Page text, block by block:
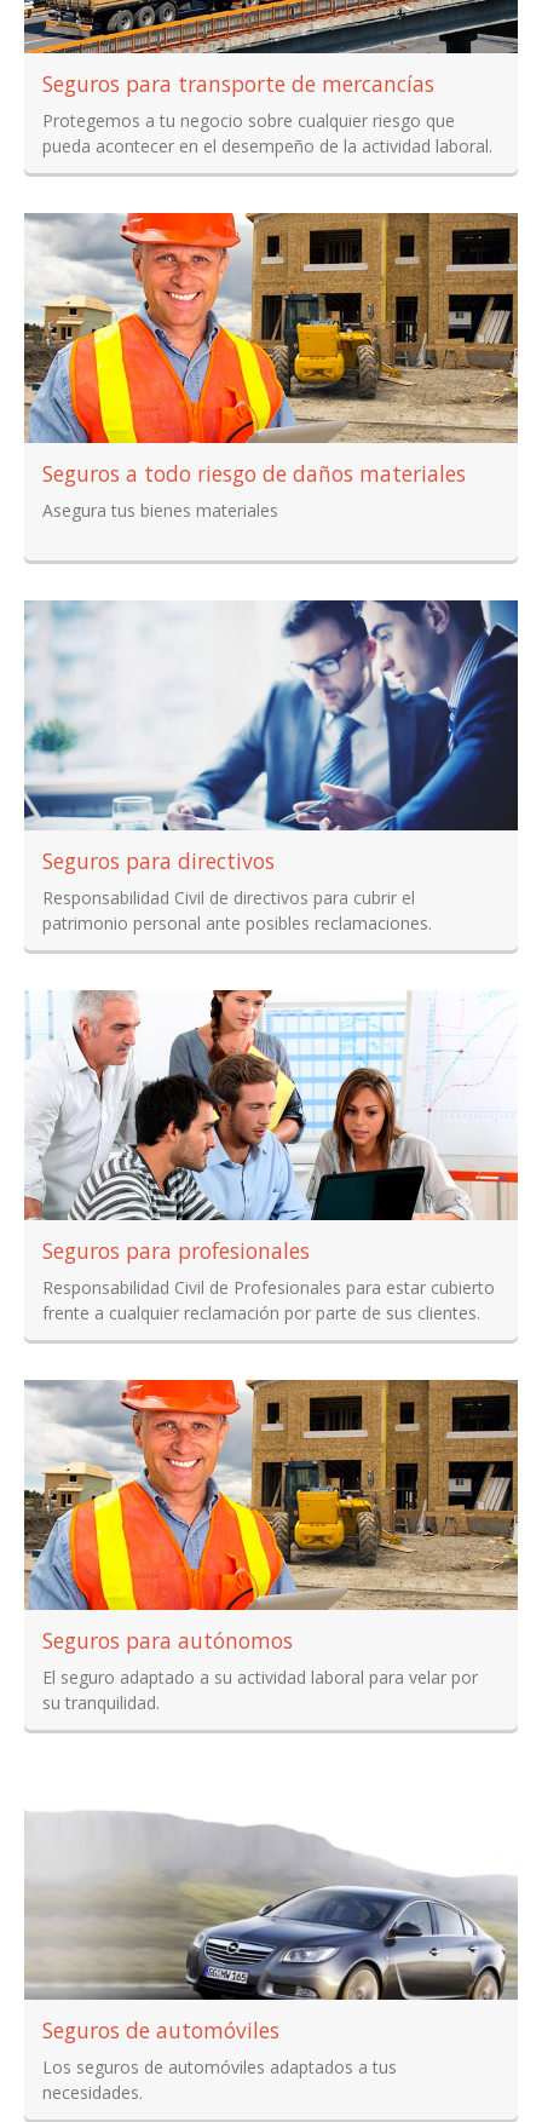
Seguros para transporte de mercancías
Protegemos a tu negocio sobre cualquier riesgo que
pueda acontecer en el desempeño de la actividad laboral.
Seguros a todo riesgo de daños materiales
Asegura tus bienes materiales
Seguros para directivos
Responsabilidad Civil de directivos para cubrir el
patrimonio personal ante posibles reclamaciones.
Seguros para profesionales
Responsabilidad Civil de Profesionales para estar cubierto
frente a cualquier reclamación por parte de sus clientes.
Seguros para autónomos
El seguro adaptado a su actividad laboral para velar por
su tranquilidad.
Seguros de automóviles
Los seguros de automóviles adaptados a tus
necesidades.